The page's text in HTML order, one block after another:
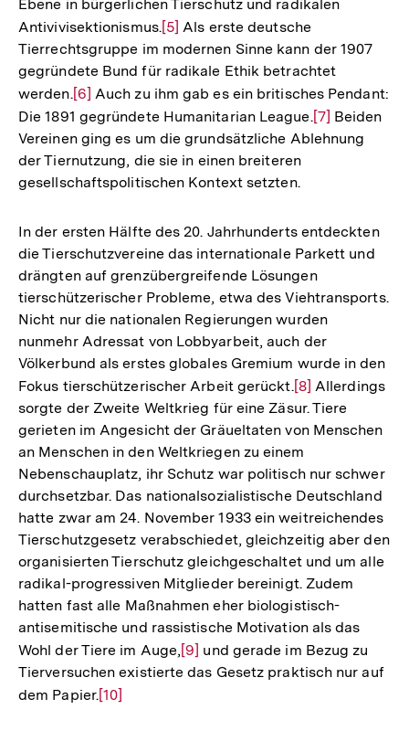
Fußnote
Ebene in bürgerlichen Tierschutz und radikalen
Antivivisektionismus.Zur
Auflösung
der
Fußnote
[5] Als erste deutsche
Tierrechtsgruppe im modernen Sinne kann der 1907
gegründete Bund für radikale Ethik betrachtet
werden.Zur
Auflösung
der
Fußnote
[6] Auch zu ihm gab es ein britisches Pendant:
Die 1891 gegründete Humanitarian League.Zur
Auflösung
[7] Beiden
Vereinen ging es um die grundsätzliche Ablehnung
der Tiernutzung, die sie in einen breiteren
gesellschaftspolitischen Kontext setzten.
In der ersten Hälfte des 20. Jahrhunderts entdeckten
die Tierschutzvereine das internationale Parkett und
drängten auf grenzübergreifende Lösungen
tierschützerischer Probleme, etwa des Viehtransports.
Nicht nur die nationalen Regierungen wurden
nunmehr Adressat von Lobbyarbeit, auch der
Völkerbund als erstes globales Gremium wurde in den
Fokus tierschützerischer Arbeit gerückt.Zur
Auflösung
der
Fußnote
[8] Allerdings
sorgte der Zweite Weltkrieg für eine Zäsur. Tiere
gerieten im Angesicht der Gräueltaten von Menschen
an Menschen in den Weltkriegen zu einem
Nebenschauplatz, ihr Schutz war politisch nur schwer
durchsetzbar. Das nationalsozialistische Deutschland
hatte zwar am 24. November 1933 ein weitreichendes
Tierschutzgesetz verabschiedet, gleichzeitig aber den
organisierten Tierschutz gleichgeschaltet und um alle
radikal-progressiven Mitglieder bereinigt. Zudem
hatten fast alle Maßnahmen eher biologistisch-
antisemitische und rassistische Motivation als das
Wohl der Tiere im Auge,Zur
Auflösung
[9] und gerade im Bezug zu
Tierversuchen existierte das Gesetz praktisch nur auf
dem Papier.Zur
[10]